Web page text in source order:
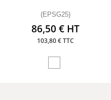
(EPSG25)
86,50 € HT
103,80 € TTC